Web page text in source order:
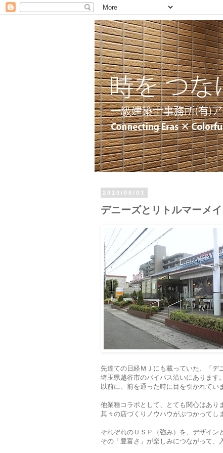
2010/08/03
デニーズとリトルマーメ
先達ての日経ＭＪにも載っていた、「デ
埼玉県越谷市のバイパス沿いにあります。
以前に、前を通った時に目を引かれてい
他業種コラボとして、とても関心はあり
其々の店づくりノウハウがぶつかってし
それぞれのＵＳＰ（強み）を、デザイン
その「豊富さ」が楽しみにつながって、